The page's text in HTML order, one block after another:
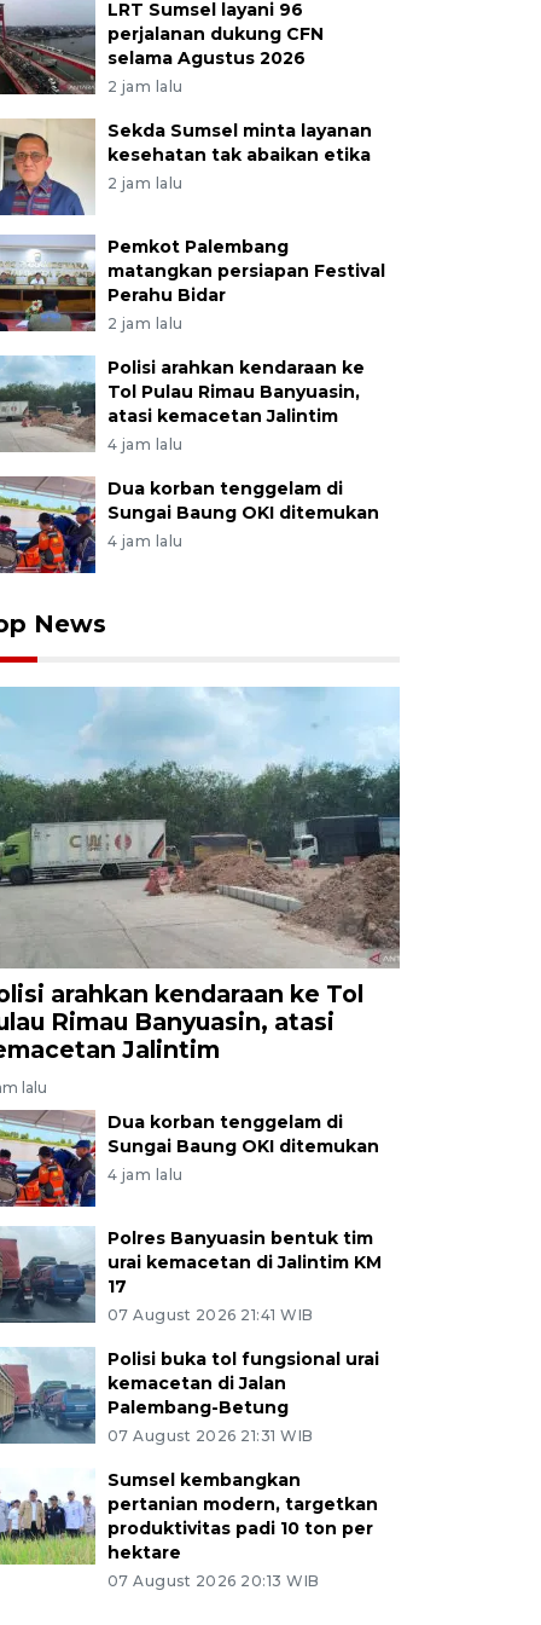
LRT Sumsel layani 96
perjalanan dukung CFN
selama Agustus 2026
2 jam lalu
Sekda Sumsel minta layanan
kesehatan tak abaikan etika
2 jam lalu
Pemkot Palembang
matangkan persiapan Festival
Perahu Bidar
2 jam lalu
Polisi arahkan kendaraan ke
Tol Pulau Rimau Banyuasin,
atasi kemacetan Jalintim
4 jam lalu
Dua korban tenggelam di
Sungai Baung OKI ditemukan
4 jam lalu
News
arahkan kendaraan ke Tol
Rimau Banyuasin, atasi
Jalintim
lalu
Dua korban tenggelam di
Sungai Baung OKI ditemukan
4 jam lalu
Polres Banyuasin bentuk tim
urai kemacetan di Jalintim KM
17
07 August 2026 21:41 WIB
Polisi buka tol fungsional urai
kemacetan di Jalan
Palembang-Betung
07 August 2026 21:31 WIB
Sumsel kembangkan
pertanian modern, targetkan
produktivitas padi 10 ton per
hektare
07 August 2026 20:13 WIB